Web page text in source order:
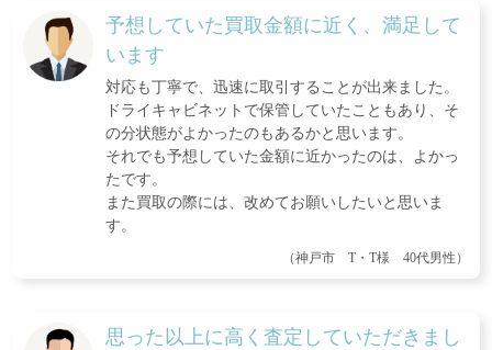
予想していた買取金額に近く、満足して
います
対応も丁寧で、迅速に取引することが出来ました。
ドライキャビネットで保管していたこともあり、そ
の分状態がよかったのもあるかと思います。
それでも予想していた金額に近かったのは、よかっ
たです。
また買取の際には、改めてお願いしたいと思いま
す。
（神戸市 T・T様 40代男性）
思った以上に高く査定していただきまし